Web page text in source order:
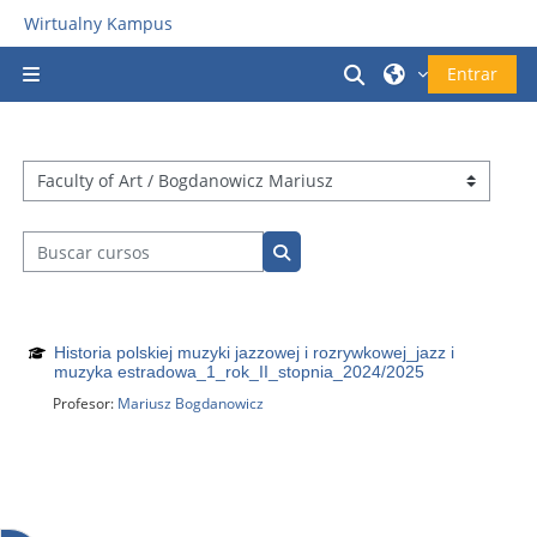
Salta al contenido principal
Wirtualny Kampus
Selector de
Entrar
Categorías
Buscar cursos
Buscar cursos
Historia polskiej muzyki jazzowej i rozrywkowej_jazz i
muzyka estradowa_1_rok_II_stopnia_2024/2025
Profesor: Mariusz Bogdanowicz